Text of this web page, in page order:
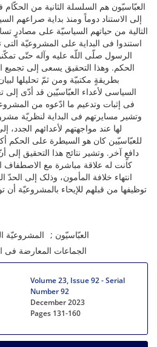
العبّاسیّون هم السلسلة الثانیة من
إلى الاستناد دوماً ومنذ بدایة صراعهم
التالیة من حیاتهم السیاسیّة على مصادرٍ
استندوا فی البدایة على المشروعیّة التی
الرسول صلّى اللّه‏ علیه وآله حتّى
الحکم. وهذا التحقیق یسعى إلى تجمیع
بطریقةٍ مکتبیّة ومن ثمّ تحلیلها
السیاسی لأعداء العبّاسیّین قد أدّى إلى
فی إثبات وتدعیم ما ادّعوه من
وتشیر مسایرتهم فی البدایة لنظریّة
لها عند مواجهتهم لأعدائهم الجدد،
للعبّاسیّین کان هو السیطرة على الحکم
دافعٍ آخر. وتشیر نتائج هذا التحقیق إلى
کانت له علاقة مباشرة مع الاصطفاف
انتهاء خلافة المأمون، وذلک إلى
توظیفها من قبلهم للإیحاء بالمشروعیّة
العبّاسیّون
المشروعیّة
الجماعات المعارضة فی
Volume 23, Issue 92 - Serial
Number 92
December 2023
Pages 131-160